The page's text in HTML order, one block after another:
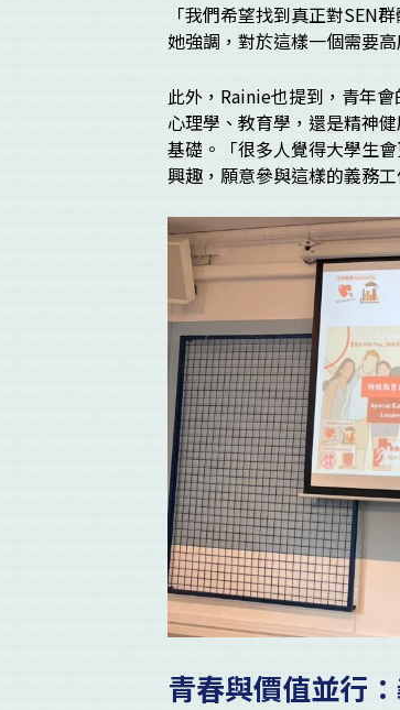
「我們希望找到真正對SEN
她強調，對於這樣一個需要
此外，Rainie也提到，青年
心理學、教育學，還是精神
基礎。「很多人覺得大學生
興趣，願意參與這樣的義務
青春與價值並行